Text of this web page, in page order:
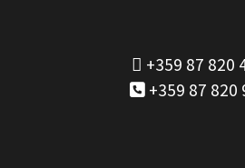
+359 87 820
+359 87 820